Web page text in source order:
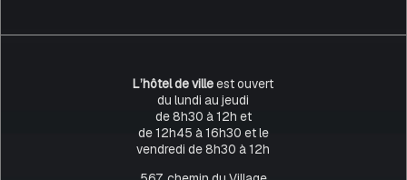
L’hôtel de villeest ouvert
du lundi au jeudi
de 8h30 à 12h et
de 12h45 à 16h30 et le
vendredi de 8h30 à 12h